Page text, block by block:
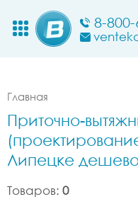
8-
Главная
Приточно-
Липецке
Товаров: 0